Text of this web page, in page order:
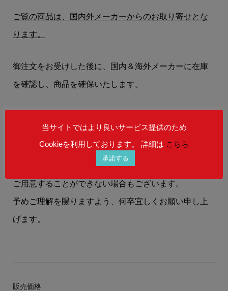
ご覧の商品は、国内外メーカーからのお取り寄せとな
ります。
御注文をお受けした後に、国内＆海外メーカーに在庫
を確認し、商品を確保いたします。
を、メールにてお知らせいたします。
在庫状況によりましては、御注文後にご希望の商品を
ご用意することができない場合もございます。
予めご理解を賜りますよう、何卒宜しくお願い申し上
げます。
販売価格
当サイトではより良いサービス提供のため
Cookieを利用しております。 詳細は こちら
承諾する